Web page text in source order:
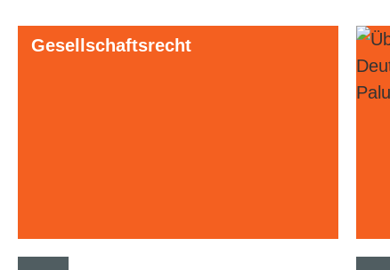
Gesellschaftsrecht